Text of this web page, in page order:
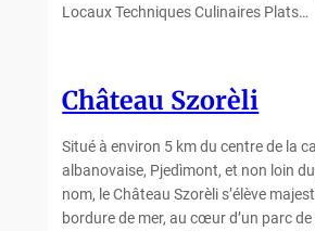
Locaux Techniques Culinaires Plats…
Château Szorèli
Situé à environ 5 km du centre de la
albanovaise, Pjedìmont, et non loin
nom, le Château Szorèli s’élève
bordure de mer, au cœur d’un parc